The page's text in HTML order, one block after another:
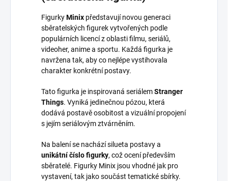
FigurkyMinix představují novou generaci
sběratelských figurek vytvořených podle
populárních licencí z oblasti filmu, seriálů,
videoher, anime a sportu. Každá figurka je
navržena tak, aby co nejlépe vystihovala
charakter konkrétní postavy.
Tato figurka je inspirovaná seriálemStranger
Things. Vyniká jedinečnou pózou, která
dodává postavě osobitost a vizuální propojení
s jejím seriálovým ztvárněním.
Na balení se nachází silueta postavy a
unikátní číslo figurky, což ocení především
sběratelé. Figurky Minix jsou vhodné jak pro
vystavení, tak jako součást tematické sbírky.